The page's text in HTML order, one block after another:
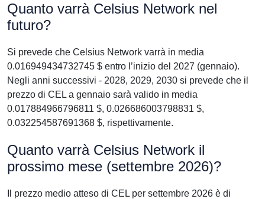
Quanto varrà Celsius Network nel
futuro?
Si prevede che Celsius Network varrà in media
0.016949434732745 $ entro l’inizio del 2027 (gennaio).
Negli anni successivi - 2028, 2029, 2030 si prevede che il
prezzo di CEL a gennaio sarà valido in media
0.017884966796811 $, 0.026686003798831 $,
0.032254587691368 $, rispettivamente.
Quanto varrà Celsius Network il
prossimo mese (settembre 2026)?
Il prezzo medio atteso di CEL per settembre 2026 è di